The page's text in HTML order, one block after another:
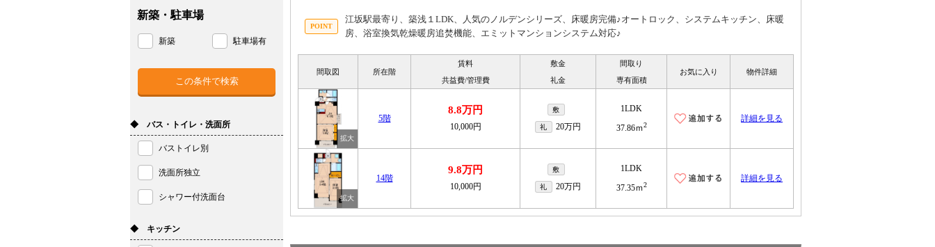
江坂駅最寄り、築浅１LDK、人気のノルデンシリーズ、床暖房完備♪オートロック、システムキッチン、床暖
房、浴室換気乾燥暖房追焚機能、エミットマンションシステム対応♪
間取図 所在階
賃料
共益費/管理費
敷金
礼金
間取り
専有面積
お気に入り 物件詳細
5階
8.8万円
10,000円
敷
礼 20万円
1LDK
37.86ｍ2
詳細を見る
14階
9.8万円
10,000円
敷
礼 20万円
1LDK
37.35ｍ2
詳細を見る
新築・駐車場
新築 駐車場有
◆ バス・トイレ・洗面所
バストイレ別
洗面所独立
シャワー付洗面台
◆ キッチン